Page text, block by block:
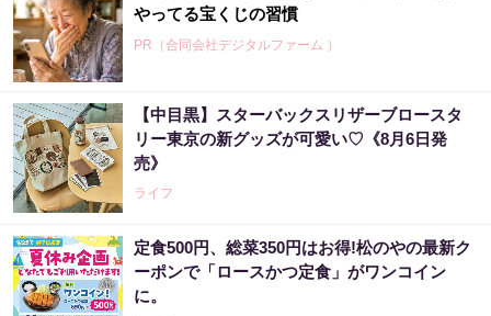
やってる宝くじの習慣
PR（合同会社デジタルファーム ）
【中目黒】スターバックスリザーブロースタ
リー東京の新グッズが可愛い♡《8月6日発
売》
ライフ
定食500円、総菜350円はお得!松のやの最新ク
ーポンで「ロースかつ定食」がワンコイン
に。